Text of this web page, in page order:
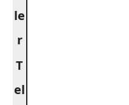
le
r
T
el